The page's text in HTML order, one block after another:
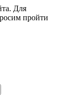
Для
пройти